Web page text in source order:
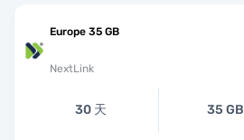
Europe 35 GB
NextLink
30 天 35 GB